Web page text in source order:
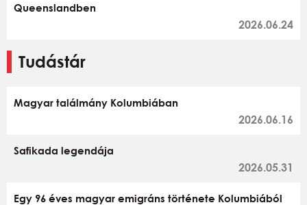
Queenslandben
2026.06.24
Tudástár
Magyar találmány Kolumbiában
2026.06.16
Safikada legendája
2026.05.31
Egy 96 éves magyar emigráns története Kolumbiából